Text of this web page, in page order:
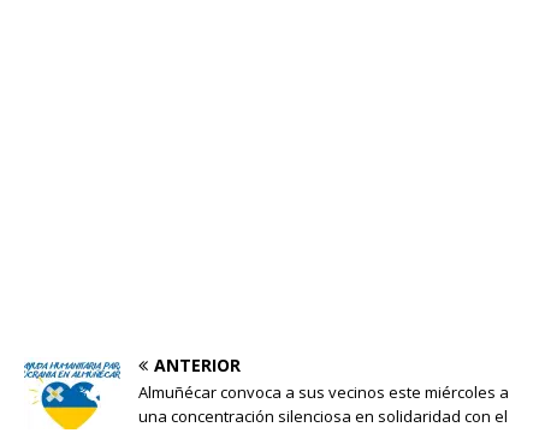
ANTERIOR
Almuñécar convoca a sus vecinos este miércoles a
una concentración silenciosa en solidaridad con el